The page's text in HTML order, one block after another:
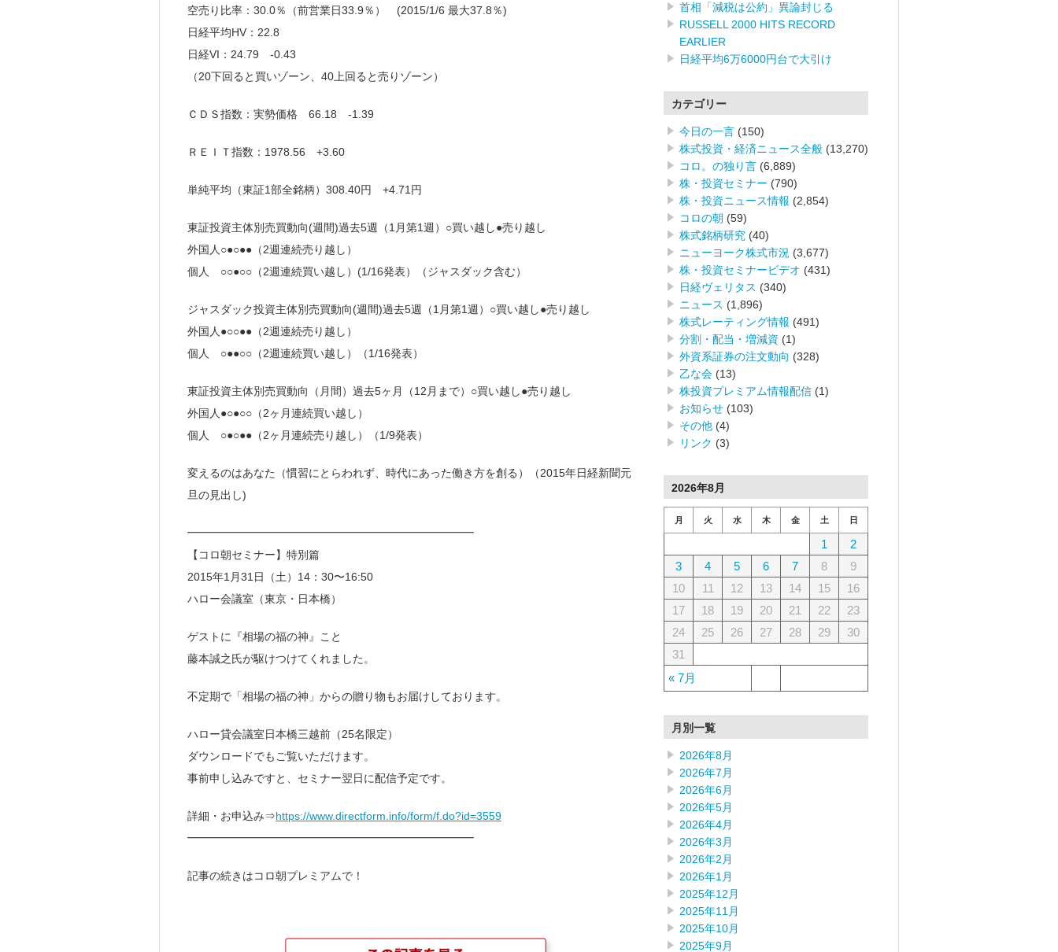
空売り比率：30.0％（前営業日33.9％） (2015/1/6 最大37.8％)
日経平均HV：22.8
日経VI：24.79 -0.43
（20下回ると買いゾーン、40上回ると売りゾーン）
ＣＤＳ指数：実勢価格 66.18 -1.39
ＲＥＩＴ指数：1978.56 +3.60
単純平均（東証1部全銘柄）308.40円 +4.71円
東証投資主体別売買動向(週間)過去5週（1月第1週）○買い越し●売り越し
外国人○●○●●（2週連続売り越し）
個人 ○○●○○（2週連続買い越し）(1/16発表）（ジャスダック含む）
ジャスダック投資主体別売買動向(週間)過去5週（1月第1週）○買い越し●売り越し
外国人●○○●●（2週連続売り越し）
個人 ○●●○○（2週連続買い越し）（1/16発表）
東証投資主体別売買動向（月間）過去5ヶ月（12月まで）○買い越し●売り越し
外国人●○●○○（2ヶ月連続買い越し）
個人 ○●○●●（2ヶ月連続売り越し）（1/9発表）
変えるのはあなた（慣習にとらわれず、時代にあった働き方を創る）（2015年日経新聞元
旦の見出し)
━━━━━━━━━━━━━━━━━━━━━━━━━━
【コロ朝セミナー】特別篇
2015年1月31日（土）14：30〜16:50
ハロー会議室（東京・日本橋）
ゲストに『相場の福の神』こと
藤本誠之氏が駆けつけてくれました。
不定期で「相場の福の神」からの贈り物もお届けしております。
ハロー貸会議室日本橋三越前（25名限定）
ダウンロードでもご覧いただけます。
事前申し込みですと、セミナー翌日に配信予定です。
詳細・お申込み⇒https://www.directform.info/form/f.do?id=3559
━━━━━━━━━━━━━━━━━━━━━━━━━━
記事の続きはコロ朝プレミアムで！
首相「減税は公約」異論封じる
RUSSELL 2000 HITS RECORD
EARLIER
日経平均6万6000円台で大引け
カテゴリー
今日の一言 (150)
株式投資・経済ニュース全般 (13,270)
コロ。の独り言 (6,889)
株・投資セミナー (790)
株・投資ニュース情報 (2,854)
コロの朝 (59)
株式銘柄研究 (40)
ニューヨーク株式市況 (3,677)
株・投資セミナービデオ (431)
日経ヴェリタス (340)
ニュース (1,896)
株式レーティング情報 (491)
分割・配当・増減資 (1)
外資系証券の注文動向 (328)
乙な会 (13)
株投資プレミアム情報配信 (1)
お知らせ (103)
その他 (4)
リンク (3)
2026年8月
月 火 水 木 金 土 日
« 7月
1
2
3
4 5 6 7 8
9
10
11 12 13 14 15
16
17
18 19 20 21 22
23
24
25 26 27 28 29
30
31
月別一覧
2026年8月
2026年7月
2026年6月
2026年5月
2026年4月
2026年3月
2026年2月
2026年1月
2025年12月
2025年11月
2025年10月
2025年9月